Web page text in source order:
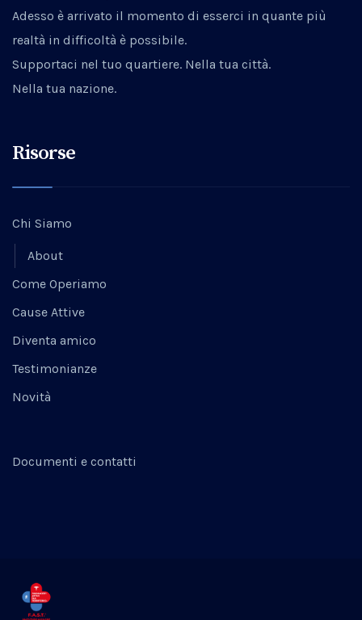
Adesso è arrivato il momento di esserci in quante più
realtà in difficoltà è possibile.
Supportaci nel tuo quartiere. Nella tua città.
Nella tua nazione.
Risorse
Chi Siamo
About
Come Operiamo
Cause Attive
Diventa amico
Testimonianze
Novità
Documenti e contatti